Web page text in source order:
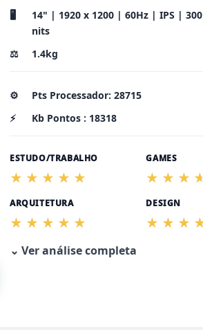
🖥️
14" | 1920 x 1200 | 60Hz | IPS | 300
nits
⚖️ 1.4kg
⚙️ Pts Processador: 28715
⚡
Kb Pontos : 18318
ESTUDO/TRABALHO GAMES
ARQUITETURA DESIGN
⌄ Ver análise completa